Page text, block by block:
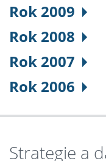
Rok 2009
Rok 2008
Rok 2007
Rok 2006
Strategie a